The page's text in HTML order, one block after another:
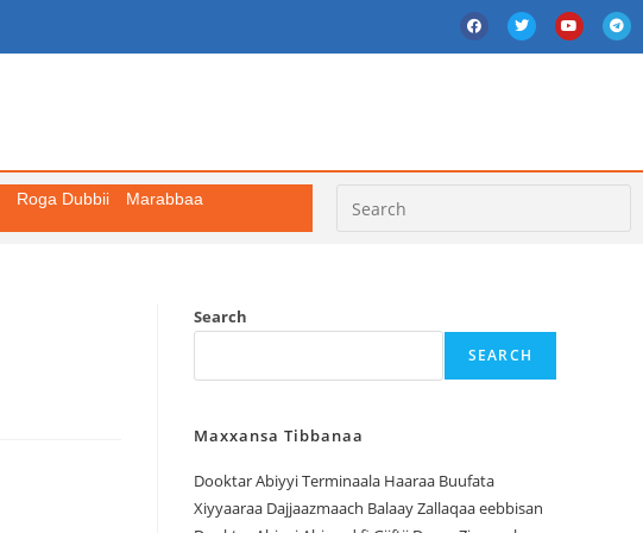
Roga Dubbii
Marabbaa
Search
SEARCH
Maxxansa Tibbanaa
Dooktar Abiyyi Terminaala Haaraa Buufata
Xiyyaaraa Dajjaazmaach Balaay Zallaqaa eebbisan